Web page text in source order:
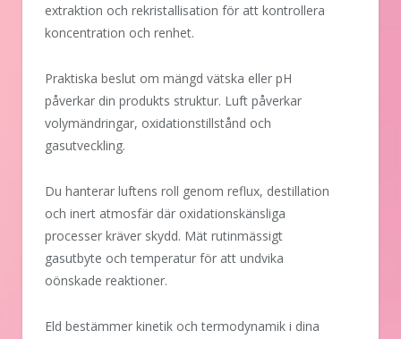
extraktion och rekristallisation för att kontrollera
koncentration och renhet.
Praktiska beslut om mängd vätska eller pH
påverkar din produkts struktur. Luft påverkar
volymändringar, oxidationstillstånd och
gasutveckling.
Du hanterar luftens roll genom reflux, destillation
och inert atmosfär där oxidationskänsliga
processer kräver skydd. Mät rutinmässigt
gasutbyte och temperatur för att undvika
oönskade reaktioner.
Eld bestämmer kinetik och termodynamik i dina